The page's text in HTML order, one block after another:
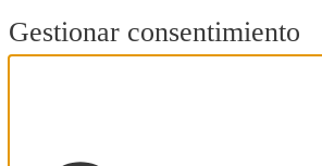
Gestionar consentimiento